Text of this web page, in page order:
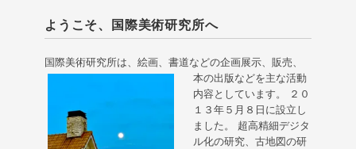
ようこそ、国際美術研究所へ
国際美術研究所は、絵画、書道などの企画展示、販売、
本の出版などを主な活動
内容としています。 ２０
１３年５月８日に設立し
ました。 超高精細デジタ
ル化の研究、古地図の研